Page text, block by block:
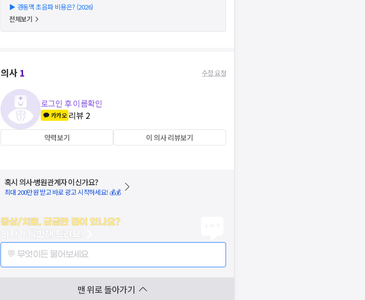
▶ 경동맥 초음파 비용은? (2026)
전체보기
의사1 수정 요청
로그인 후 이름확인
카카오 리뷰 2
약력보기 이 의사 리뷰보기
혹시 의사·병원관계자 이신가요?
최대 200만원 받고 바로 광고 시작하세요! 💰💰
증상/치료, 궁금한 점이 있나요?
의사가 답변해 드려요!
💬 무엇이든 물어보세요
맨 위로 돌아가기